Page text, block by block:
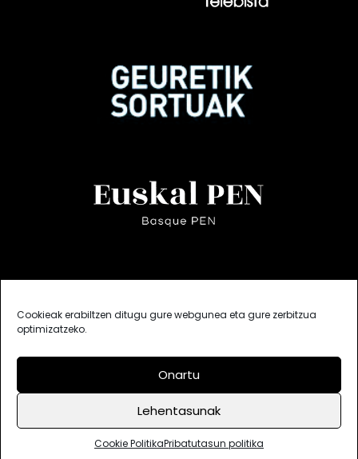
Cookieak erabiltzen ditugu gure webgunea eta gure zerbitzua
optimizatzeko.
Onartu
Lehentasunak
Cookie PolitikaPribatutasun politika
Cookie Politika
Lege oharra Pribatutasun politika